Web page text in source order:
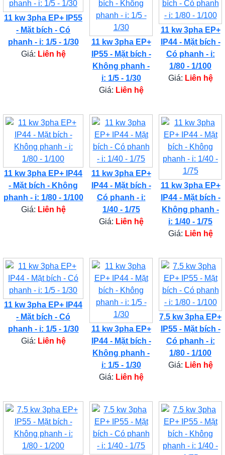
11 kw 3pha EP+ IP55
- Mặt bích - Có
phanh - i: 1/5 - 1/30
Giá: Liên hệ
11 kw 3pha EP+
IP55 - Mặt bích -
Không phanh -
i: 1/5 - 1/30
Giá: Liên hệ
11 kw 3pha EP+
IP44 - Mặt bích -
Có phanh - i:
1/80 - 1/100
Giá: Liên hệ
11 kw 3pha EP+ IP44
- Mặt bích - Không
phanh - i: 1/80 - 1/100
Giá: Liên hệ
11 kw 3pha EP+
IP44 - Mặt bích -
Có phanh - i:
1/40 - 1/75
Giá: Liên hệ
11 kw 3pha EP+
IP44 - Mặt bích -
Không phanh -
i: 1/40 - 1/75
Giá: Liên hệ
11 kw 3pha EP+ IP44
- Mặt bích - Có
phanh - i: 1/5 - 1/30
Giá: Liên hệ
11 kw 3pha EP+
IP44 - Mặt bích -
Không phanh -
i: 1/5 - 1/30
Giá: Liên hệ
7.5 kw 3pha EP+
IP55 - Mặt bích -
Có phanh - i:
1/80 - 1/100
Giá: Liên hệ